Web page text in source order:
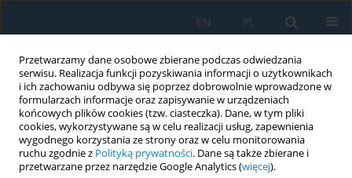
Przetwarzamy dane osobowe zbierane podczas odwiedzania
serwisu. Realizacja funkcji pozyskiwania informacji o użytkownikach
i ich zachowaniu odbywa się poprzez dobrowolnie wprowadzone w
formularzach informacje oraz zapisywanie w urządzeniach
końcowych plików cookies (tzw. ciasteczka). Dane, w tym pliki
cookies, wykorzystywane są w celu realizacji usług, zapewnienia
wygodnego korzystania ze strony oraz w celu monitorowania
ruchu zgodnie z Polityką prywatności. Dane są także zbierane i
przetwarzane przez narzędzie Google Analytics (więcej).
PL
EN
AutorRobert Zabłotni